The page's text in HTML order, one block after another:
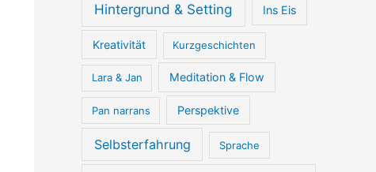
Hintergrund & Setting Ins Eis
Kreativität Kurzgeschichten
Lara & Jan Meditation & Flow
Pan narrans Perspektive
Selbsterfahrung Sprache